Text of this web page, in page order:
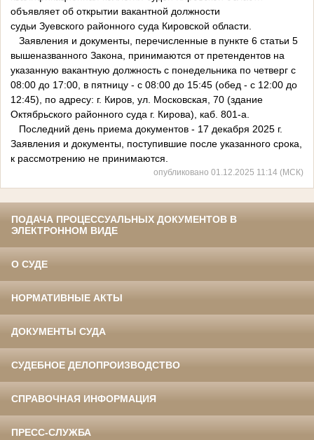
объявляет об открытии вакантной должности
судьи Зуевского районного суда Кировской области.
Заявления и документы, перечисленные в пункте 6 статьи 5
вышеназванного Закона, принимаются от претендентов на
указанную вакантную должность с понедельника по четверг с
08:00 до 17:00, в пятницу - с 08:00 до 15:45 (обед - с 12:00 до
12:45), по адресу: г. Киров, ул. Московская, 70 (здание
Октябрьского районного суда г. Кирова), каб. 801-а.
Последний день приема документов - 17 декабря 2025 г.
Заявления и документы, поступившие после указанного срока,
к рассмотрению не принимаются.
опубликовано 01.12.2025 11:14 (МСК)
ПОДАЧА ПРОЦЕССУАЛЬНЫХ ДОКУМЕНТОВ В
ЭЛЕКТРОННОМ ВИДЕ
О СУДЕ
НОРМАТИВНЫЕ АКТЫ
ДОКУМЕНТЫ СУДА
СУДЕБНОЕ ДЕЛОПРОИЗВОДСТВО
СПРАВОЧНАЯ ИНФОРМАЦИЯ
ПРЕСС-СЛУЖБА